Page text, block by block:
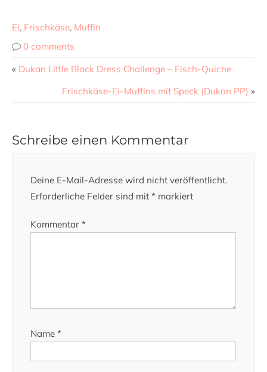
Ei, Frischkäse, Muffin
0 comments
« Dukan Little Black Dress Challenge – Fisch-Quiche
Frischkäse-Ei-Muffins mit Speck (Dukan PP) »
Schreibe einen Kommentar
Deine E-Mail-Adresse wird nicht veröffentlicht.
Erforderliche Felder sind mit * markiert
Kommentar *
Name *